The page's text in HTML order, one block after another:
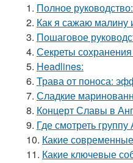
1. Полное
2. Как я сажаю малину
3. Пошаговое
4. Секреты
5. Headlines:
6. Трава от поноса:
7. Сладкие
8. Концерт Славы в
9. Где смотреть
10. Какие
11. Какие ключевые